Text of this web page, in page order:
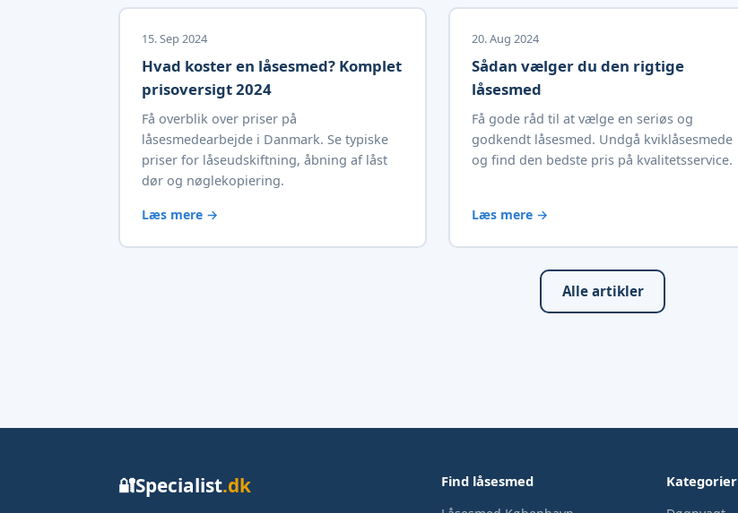
15. Sep 2024
Hvad koster en låsesmed? Komplet
prisoversigt 2024
Få overblik over priser på
låsesmedearbejde i Danmark. Se typiske
priser for låseudskiftning, åbning af låst
dør og nøglekopiering.
Læs mere →
20. Aug 2024
Sådan vælger du den rigtige
låsesmed
Få gode råd til at vælge en seriøs og
godkendt låsesmed. Undgå kviklåsesmede
og find den bedste pris på kvalitetsservice.
Læs mere →
Alle artikler
🔐Specialist.dk Find låsesmed Kategorier